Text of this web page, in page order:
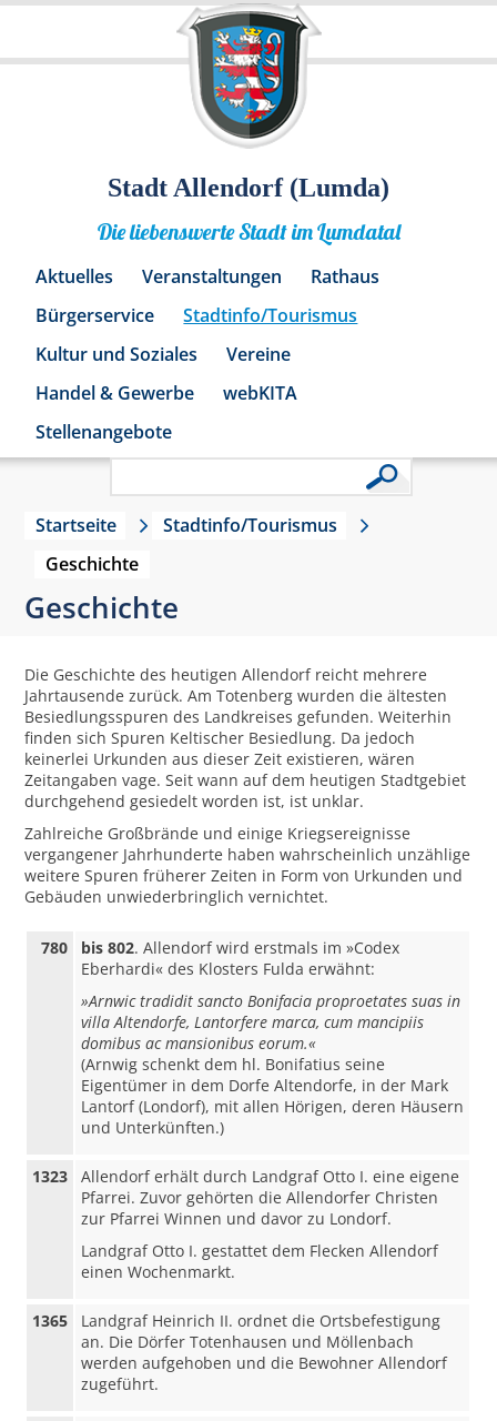
Stadt Allendorf (Lumda)
Die liebenswerte Stadt im Lumdatal
Aktuelles Veranstaltungen
Rathaus
Bürgerservice
Stadtinfo/Tourismus
Kultur und Soziales
Vereine
Handel & Gewerbe
webKITA
Stellenangebote
Startseite
Stadtinfo/Tourismus
Geschichte
Geschichte
Die Geschichte des heutigen Allendorf reicht mehrere
Jahrtausende zurück. Am Totenberg wurden die ältesten
Besiedlungsspuren des Landkreises gefunden. Weiterhin
finden sich Spuren Keltischer Besiedlung. Da jedoch
keinerlei Urkunden aus dieser Zeit existieren, wären
Zeitangaben vage. Seit wann auf dem heutigen Stadtgebiet
durchgehend gesiedelt worden ist, ist unklar.
Zahlreiche Großbrände und einige Kriegsereignisse
vergangener Jahrhunderte haben wahrscheinlich unzählige
weitere Spuren früherer Zeiten in Form von Urkunden und
Gebäuden unwiederbringlich vernichtet.
780 bis 802. Allendorf wird erstmals im »Codex
Eberhardi« des Klosters Fulda erwähnt:
»Arnwic tradidit sancto Bonifacia proproetates suas in
villa Altendorfe, Lantorfere marca, cum mancipiis
domibus ac mansionibus eorum.«
(Arnwig schenkt dem hl. Bonifatius seine
Eigentümer in dem Dorfe Altendorfe, in der Mark
Lantorf (Londorf), mit allen Hörigen, deren Häusern
und Unterkünften.)
1323
Allendorf erhält durch Landgraf Otto I. eine eigene
Pfarrei. Zuvor gehörten die Allendorfer Christen
zur Pfarrei Winnen und davor zu Londorf.
Landgraf Otto I. gestattet dem Flecken Allendorf
einen Wochenmarkt.
1365
Landgraf Heinrich II. ordnet die Ortsbefestigung
an. Die Dörfer Totenhausen und Möllenbach
werden aufgehoben und die Bewohner Allendorf
zugeführt.